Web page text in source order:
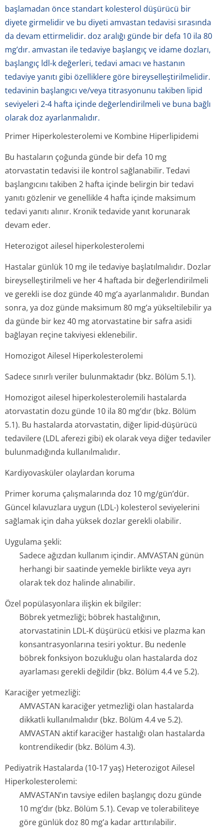
başlamadan önce standart kolesterol düşürücü bir
diyete girmelidir ve bu diyeti amvastan tedavisi sırasında
da devam ettirmelidir. doz aralığı günde bir defa 10 ila 80
mg’dır. amvastan ile tedaviye başlangıç ve idame dozları,
başlangıç ldl-k değerleri, tedavi amacı ve hastanın
tedaviye yanıtı gibi özelliklere göre bireyselleştirilmelidir.
tedavinin başlangıcı ve/veya titrasyonunu takiben lipid
seviyeleri 2-4 hafta içinde değerlendirilmeli ve buna bağlı
olarak doz ayarlanmalıdır.
Primer Hiperkolesterolemi ve Kombine Hiperlipidemi
Bu hastaların çoğunda günde bir defa 10 mg
atorvastatin tedavisi ile kontrol sağlanabilir. Tedavi
başlangıcını takiben 2 hafta içinde belirgin bir tedavi
yanıtı gözlenir ve genellikle 4 hafta içinde maksimum
tedavi yanıtı alınır. Kronik tedavide yanıt korunarak
devam eder.
Heterozigot ailesel hiperkolesterolemi
Hastalar günlük 10 mg ile tedaviye başlatılmalıdır. Dozlar
bireyselleşti­rilmeli ve her 4 haftada bir değerlendirilmeli
ve gerekli ise doz günde 40 mg’a ayarlanmalıdır. Bundan
sonra, ya doz günde maksimum 80 mg’a yükseltilebilir ya
da günde bir kez 40 mg atorvastatine bir safra asidi
bağlayan reçine takviyesi eklenebilir.
Homozigot Ailesel Hiperkolesterolemi
Sadece sınırlı veriler bulunmaktadır (bkz. Bölüm 5.1).
Homozigot ailesel hiperkolestero­lemili hastalarda
atorvastatin dozu günde 10 ila 80 mg’dır (bkz. Bölüm
5.1). Bu hastalarda atorvastatin, diğer lipid-düşürücü
tedavilere (LDL aferezi gibi) ek olarak veya diğer tedaviler
bulunmadığında kullanılmalıdır.
Kardiyovasküler olaylardan koruma
Primer koruma çalışmalarında doz 10 mg/gün’dür.
Güncel kılavuzlara uygun (LDL-) kolesterol seviyelerini
sağlamak için daha yüksek dozlar gerekli olabilir.
Uygulama şekli:
Sadece ağızdan kullanım içindir. AMVASTAN günün
herhangi bir saatinde yemekle birlikte veya ayrı
olarak tek doz halinde alınabilir.
Özel popülasyonlara ilişkin ek bilgiler:
Böbrek yetmezliği; böbrek hastalığının,
atorvastatinin LDL-K düşürücü etkisi ve plazma kan
konsantrasyonlarına tesiri yoktur. Bu nedenle
böbrek fonksiyon bozukluğu olan hastalarda doz
ayarlaması gerekli değildir (bkz. Bölüm 4.4 ve 5.2).
Karaciğer yetmezliği:
AMVASTAN karaciğer yetmezliği olan hastalarda
dikkatli kullanılmalıdır (bkz. Bölüm 4.4 ve 5.2).
AMVASTAN aktif karaciğer hastalığı olan hastalarda
kontrendikedir (bkz. Bölüm 4.3).
Pediyatrik Hastalarda (10-17 yaş) Heterozigot Ailesel
Hiperkolesterolemi:
AMVASTAN’ın tavsiye edilen başlangıç dozu günde
10 mg’dır (bkz. Bölüm 5.1). Cevap ve tolerabiliteye
göre günlük doz 80 mg’a kadar arttırılabilir.